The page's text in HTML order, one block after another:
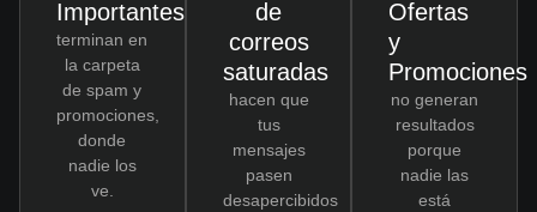
Importantes
terminan en
la carpeta
de spam y
promociones,
donde
nadie los
ve.
de
correos
saturadas
hacen que
tus
mensajes
pasen
desapercibidos
Ofertas
y
Promociones
no generan
resultados
porque
nadie las
está